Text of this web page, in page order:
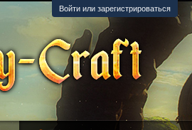
Войти или зарегистрироваться